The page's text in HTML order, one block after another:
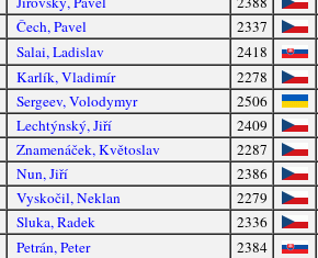
Čech, Pavel
2337
Salai, Ladislav
2418
Karlík, Vladimír
2278
Sergeev, Volodymyr
2506
Lechtýnský, Jiří
2409
Znamenáček, Květoslav
2287
Nun, Jiří
2386
Vyskočil, Neklan
2279
Sluka, Radek
2336
Petrán, Peter
2384